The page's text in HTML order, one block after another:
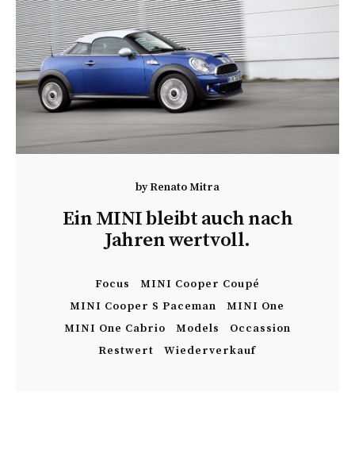
byRenato Mitra
Ein MINI bleibt auch nach
Jahren wertvoll.
Focus
MINI Cooper Coupé
MINI Cooper S Paceman
MINI One
MINI One Cabrio
Models
Occassion
Restwert
Wiederverkauf